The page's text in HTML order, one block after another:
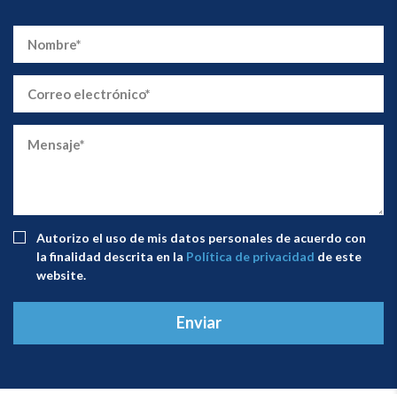
Autorizo ​​el uso de mis datos personales de acuerdo con
la finalidad descrita en la Política de privacidad de este
website.
Enviar